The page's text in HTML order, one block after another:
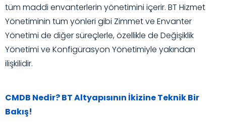
tüm maddi envanterlerin yönetimini içerir. BT Hizmet
Yönetiminin tüm yönleri gibi Zimmet ve Envanter
Yönetimi de diğer süreçlerle, özellikle de Değişiklik
Yönetimi ve Konfigürasyon Yönetimiyle yakından
ilişkilidir.
CMDB Nedir? BT Altyapısının İkizine Teknik Bir
Bakış!